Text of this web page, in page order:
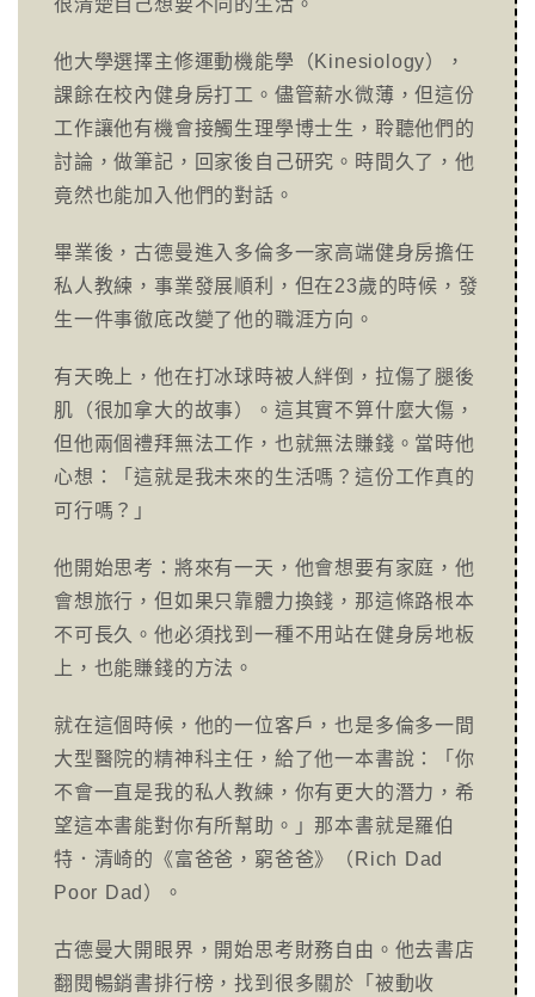
很清楚自己想要不同的生活。
他大學選擇主修運動機能學（Kinesiology），
課餘在校內健身房打工。儘管薪水微薄，但這份
工作讓他有機會接觸生理學博士生，聆聽他們的
討論，做筆記，回家後自己研究。時間久了，他
竟然也能加入他們的對話。
畢業後，古德曼進入多倫多一家高端健身房擔任
私人教練，事業發展順利，但在23歲的時候，發
生一件事徹底改變了他的職涯方向。
有天晚上，他在打冰球時被人絆倒，拉傷了腿後
肌（很加拿大的故事）。這其實不算什麼大傷，
但他兩個禮拜無法工作，也就無法賺錢。當時他
心想：「這就是我未來的生活嗎？這份工作真的
可行嗎？」
他開始思考：將來有一天，他會想要有家庭，他
會想旅行，但如果只靠體力換錢，那這條路根本
不可長久。他必須找到一種不用站在健身房地板
上，也能賺錢的方法。
就在這個時候，他的一位客戶，也是多倫多一間
大型醫院的精神科主任，給了他一本書說：「你
不會一直是我的私人教練，你有更大的潛力，希
望這本書能對你有所幫助。」那本書就是羅伯
特．清崎的《富爸爸，窮爸爸》（Rich Dad
Poor Dad）。
古德曼大開眼界，開始思考財務自由。他去書店
翻閱暢銷書排行榜，找到很多關於「被動收